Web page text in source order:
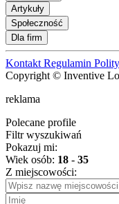
Artykuły
Społeczność
Dla firm
Kontakt Regulamin
Copyright © Inventive
reklama
Polecane profile
Filtr wyszukiwań
Pokazuj mi:
Wiek osób: 18 - 35
Z miejscowości: